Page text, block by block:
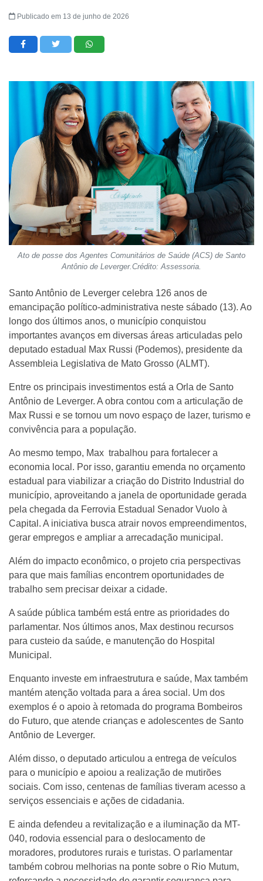
Publicado em 13 de junho de 2026
Ato de posse dos Agentes Comunitários de Saúde (ACS) de Santo
Antônio de Leverger.Crédito: Assessoria.
Santo Antônio de Leverger celebra 126 anos de
emancipação político-administrativa neste sábado (13). Ao
longo dos últimos anos, o município conquistou
importantes avanços em diversas áreas articuladas pelo
deputado estadual Max Russi (Podemos), presidente da
Assembleia Legislativa de Mato Grosso (ALMT).
Entre os principais investimentos está a Orla de Santo
Antônio de Leverger. A obra contou com a articulação de
Max Russi e se tornou um novo espaço de lazer, turismo e
convivência para a população.
Ao mesmo tempo, Max trabalhou para fortalecer a
economia local. Por isso, garantiu emenda no orçamento
estadual para viabilizar a criação do Distrito Industrial do
município, aproveitando a janela de oportunidade gerada
pela chegada da Ferrovia Estadual Senador Vuolo à
Capital. A iniciativa busca atrair novos empreendimentos,
gerar empregos e ampliar a arrecadação municipal.
Além do impacto econômico, o projeto cria perspectivas
para que mais famílias encontrem oportunidades de
trabalho sem precisar deixar a cidade.
A saúde pública também está entre as prioridades do
parlamentar. Nos últimos anos, Max destinou recursos
para custeio da saúde, e manutenção do Hospital
Municipal.
Enquanto investe em infraestrutura e saúde, Max também
mantém atenção voltada para a área social. Um dos
exemplos é o apoio à retomada do programa Bombeiros
do Futuro, que atende crianças e adolescentes de Santo
Antônio de Leverger.
Além disso, o deputado articulou a entrega de veículos
para o município e apoiou a realização de mutirões
sociais. Com isso, centenas de famílias tiveram acesso a
serviços essenciais e ações de cidadania.
E ainda defendeu a revitalização e a iluminação da MT-
040, rodovia essencial para o deslocamento de
moradores, produtores rurais e turistas. O parlamentar
também cobrou melhorias na ponte sobre o Rio Mutum,